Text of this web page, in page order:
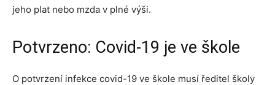
jeho plat nebo mzda v plné výši.
Potvrzeno: Covid-19 je ve škole
O potvrzení infekce covid-19 ve škole musí ředitel školy